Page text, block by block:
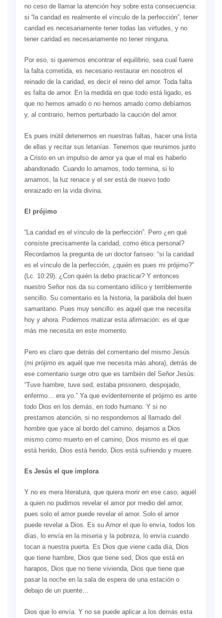
no ceso de llamar la atención hoy sobre esta consecuencia:
si “la caridad es realmente el vínculo de la perfección”, tener
caridad es necesariamente tener todas las virtudes, y no
tener caridad es necesariamente no tener ninguna.
Por eso, si queremos encontrar el equilibrio, sea cual fuere
la falta cometida, es necesario restaurar en nosotros el
reinado de la caridad, es decir el reino del amor. Toda falta
es falta de amor. En la medida en que todo está ligado, es
que no hemos amado o no hemos amado como debíamos
y, al contrario, hemos perturbado la caución del amor.
Es pues inútil detenernos en nuestras faltas, hacer una lista
de ellas y recitar sus letanías. Tenemos que reunirnos junto
a Cristo en un impulso de amor ya que el mal es haberlo
abandonado. Cuando lo amamos, todo termina, si lo
amamos, la luz renace y el ser está de nuevo todo
enraizado en la vida divina.
El prójimo
“La caridad es el vínculo de la perfección”. Pero ¿en qué
consiste precisamente la caridad, como ética personal?
Recordamos la pregunta de un doctor fariseo: “si la caridad
es el vínculo de la perfección, ¿quién es pues mi prójimo?”
(Lc. 10:29). ¿Con quién la debo practicar? Y entonces
nuestro Señor nos da su comentario idílico y terriblemente
sencillo. Su comentario es la historia, la parábola del buen
samaritano. Pues muy sencillo: es aquél que me necesita
hoy y ahora. Podemos matizar esta afirmación: es el que
más me necesita en este momento.
Pero es claro que detrás del comentario del mismo Jesús
(mi prójimo es aquél que me necesita más ahora), detrás de
ese comentario surge otro que es también del Señor Jesús:
“Tuve hambre, tuve sed, estaba prisionero, despojado,
enfermo… era yo.” Ya que evidentemente el prójimo es ante
todo Dios en los demás, en todo humano. Y si no
prestamos atención, si no respondemos al llamado del
hombre que yace al bordo del camino, dejamos a Dios
mismo como muerto en el camino, Dios mismo es el que
está herido, Dios está herido, Dios está sufriendo y muere.
Es Jesús el que implora
Y no es mera literatura, que quiera morir en ese caso, aquél
a quien no pudimos revelar el amor por medio del amor,
pues solo el amor puede revelar el amor. Solo el amor
puede revelar a Dios. Es su Amor el que lo envía, todos los
días, lo envía en la miseria y la pobreza, lo envía cuando
tocan a nuestra puerta. Es Dios que viene cada día, Dios
que tiene hambre, Dios que tiene sed, Dios que está en
harapos, Dios que no tiene vivienda, Dios que tiene que
pasar la noche en la sala de espera de una estación o
debajo de un puente…
Dios que lo envía. Y no se puede aplicar a los demás esta